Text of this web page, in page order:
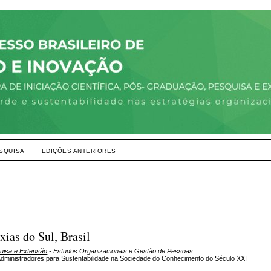
EDIÇÕES ANTERIORES
do Sul, Brasil
e Extensão - Estudos Organizacionais e Gestão de Pessoas
para Sustentabilidade na Sociedade do Conhecimento do Século XXI